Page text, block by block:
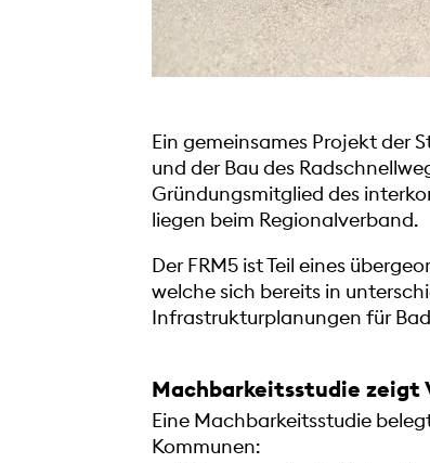
Ein gemeinsames Projekt der
und der Bau des
Gründungsmitglied des
liegen beim Regionalverband.
Der FRM5 ist Teil eines
welche sich bereits in
Infrastrukturplanungen für
Machbarkeitsstudie zeigt
Eine Machbarkeitsstudie
Kommunen: